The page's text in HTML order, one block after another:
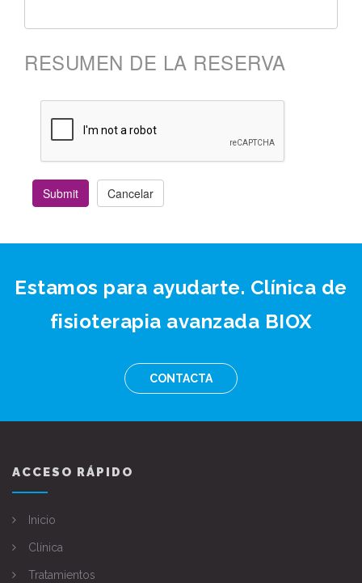
RESUMEN DE LA RESERVA
Submit Cancelar
Estamos para ayudarte. Clínica de
fisioterapia avanzada BIOX
CONTACTA
ACCESO RÁPIDO
Inicio
Clínica
Tratamientos